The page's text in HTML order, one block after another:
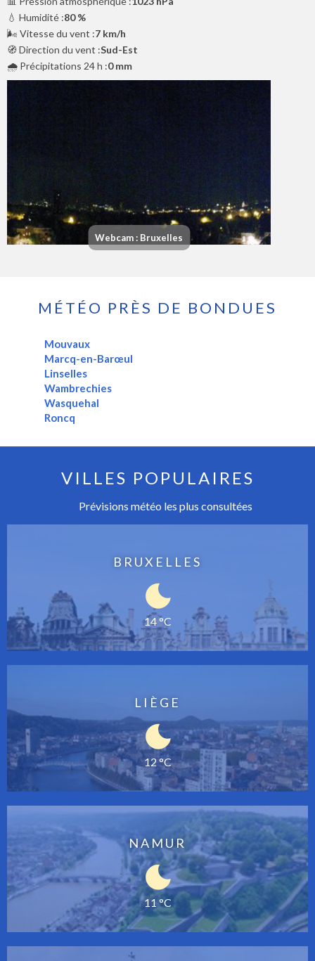
💧 Humidité :80 %
🌬️ Vitesse du vent :7 km/h
🧭 Direction du vent :Sud-Est
🌧️ Précipitations 24 h :0 mm
Webcam : Bruxelles
MÉTÉO PRÈS DE BONDUES
Mouvaux
Marcq-en-Barœul
Linselles
Wambrechies
Wasquehal
Roncq
VILLES POPULAIRES
Prévisions météo les plus consultées
BRUXELLES
14 °C
LIÈGE
12 °C
NAMUR
11 °C